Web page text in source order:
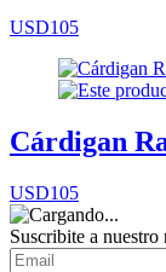
USD105
Cárdigan
USD105
Suscribite a nuestro